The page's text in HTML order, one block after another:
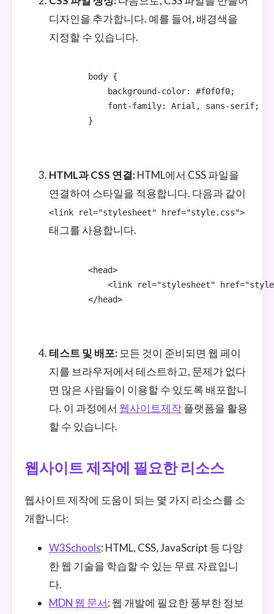
디자인을 추가합니다. 예를 들어, 배경색을
지정할 수 있습니다.
        body {
            background-color: #f0f0f0;
            font-family: Arial, sans-serif;
        }
HTML과 CSS 연결: HTML에서 CSS 파일을
연결하여 스타일을 적용합니다. 다음과 같이
<link rel="stylesheet" href="style.css">
태그를 사용합니다.
        <head>
<link rel="stylesheet"
        </head>
테스트 및 배포: 모든 것이 준비되면 웹 페이
지를 브라우저에서 테스트하고, 문제가 없다
면 많은 사람들이 이용할 수 있도록 배포합니
다. 이 과정에서 웹사이트제작플랫폼을 활용
할 수 있습니다.
웹사이트 제작에 필요한 리소스
웹사이트 제작에 도움이 되는 몇 가지 리소스를 소
개합니다:
W3Schools: HTML, CSS, JavaScript 등 다양
한 웹 기술을 학습할 수 있는 무료 자료입니
다.
MDN 웹 문서: 웹 개발에 필요한 풍부한 정보